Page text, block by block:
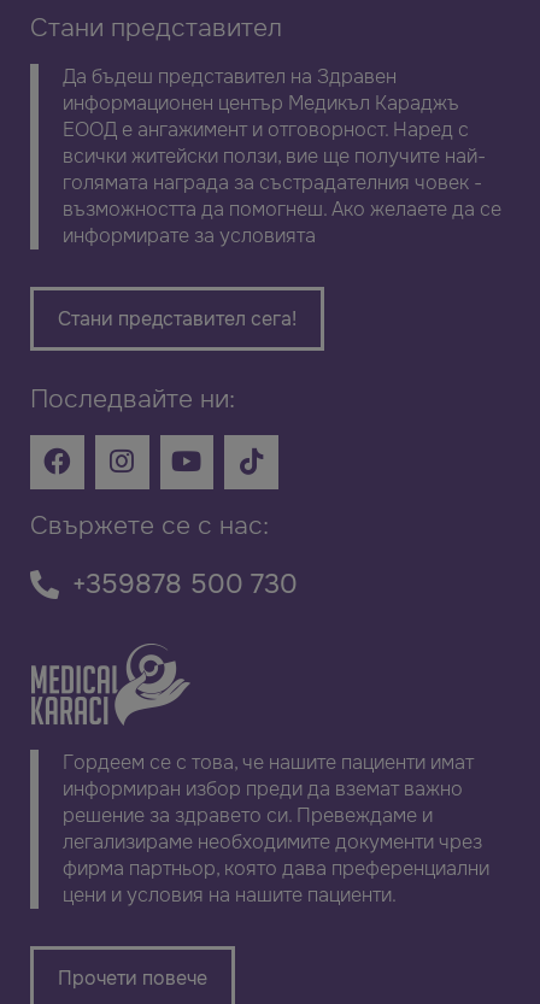
Стани представител
Да бъдеш представител на Здравен
информационен център Медикъл Караджъ
ЕООД е ангажимент и отговорност. Наред с
всички житейски ползи, вие ще получите най-
голямата награда за състрадателния човек -
възможността да помогнеш. Ако желаете да се
информирате за условията
Стани представител сега!
Последвайте ни:
Свържете се с нас:
+359878 500 730
Гордеем се с това, че нашите пациенти имат
информиран избор преди да вземат важно
решение за здравето си. Превеждаме и
легализираме необходимите документи чрез
фирма партньор, която дава преференциални
цени и условия на нашите пациенти.
Прочети повече